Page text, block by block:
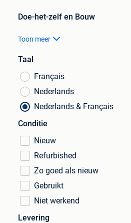
Doe-het-zelf en Bouw
Toon meer
Taal
Français
Nederlands
Nederlands & Français
Conditie
Nieuw
Refurbished
Zo goed als nieuw
Gebruikt
Niet werkend
Levering